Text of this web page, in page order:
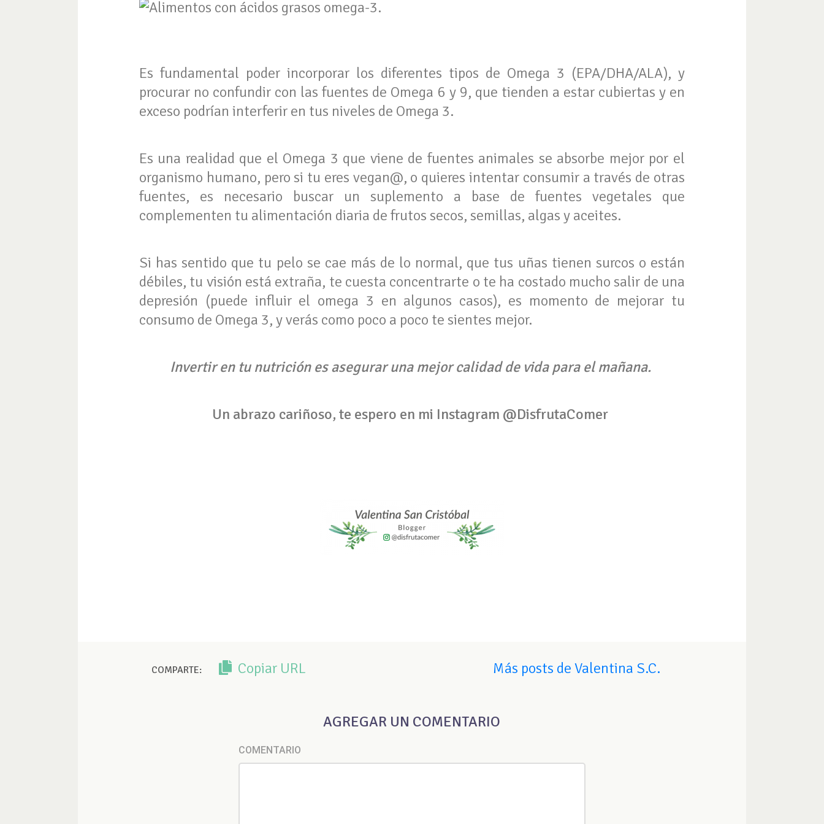
Es fundamental poder incorporar los diferentes tipos de Omega 3 (EPA/DHA/ALA), y
procurar no confundir con las fuentes de Omega 6 y 9, que tienden a estar cubiertas y en
exceso podrían interferir en tus niveles de Omega 3.
Es una realidad que el Omega 3 que viene de fuentes animales se absorbe mejor por el
organismo humano, pero si tu eres vegan@, o quieres intentar consumir a través de otras
fuentes, es necesario buscar un suplemento a base de fuentes vegetales que
complementen tu alimentación diaria de frutos secos, semillas, algas y aceites.
Si has sentido que tu pelo se cae más de lo normal, que tus uñas tienen surcos o están
débiles, tu visión está extraña, te cuesta concentrarte o te ha costado mucho salir de una
depresión (puede influir el omega 3 en algunos casos), es momento de mejorar tu
consumo de Omega 3, y verás como poco a poco te sientes mejor.
Invertir en tu nutrición es asegurar una mejor calidad de vida para el mañana.
Un abrazo cariñoso, te espero en mi Instagram @DisfrutaComer
COMPARTE: Copiar URL Más posts de Valentina S.C.
AGREGAR UN COMENTARIO
COMENTARIO